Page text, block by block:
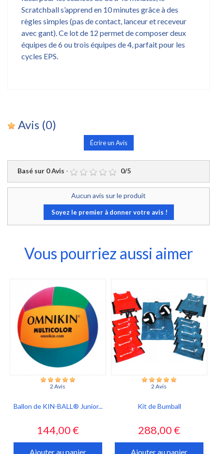
Scratchball s’apprend en 10 minutes grâce à des
règles simples (pas de contact, lanceur et receveur
avec gant). Ce lot de 12 permet de composer deux
équipes de 6 ou trois équipes de 4, parfait pour les
cycles EPS.
Avis (0)
Écrire un Avis
Basé sur 0Avis - 0/5
Aucun avis sur le produit
Soyez le premier à donner votre avis !
Vous pourriez aussi aimer
2 Avis
Ballon de KIN-BALL® Junior...
Prix
144,00 €
Ajouter au panier
2 Avis
Kit de Bumball
Prix
288,00 €
Ajouter au panier